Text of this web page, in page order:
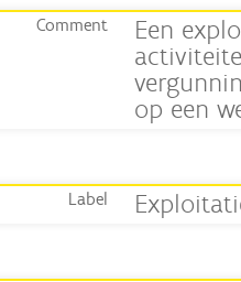
Comment
Een
op een
Label